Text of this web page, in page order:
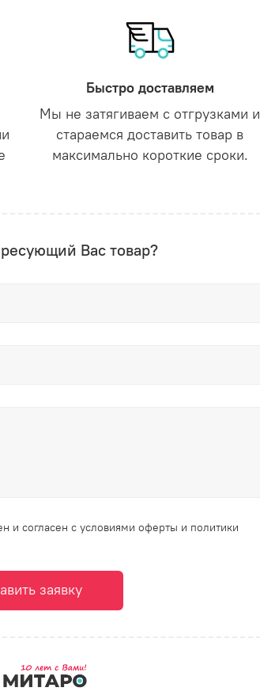
Быстро доставляем
Мы не затягиваем с отгрузками и
стараемся доставить товар в
максимально короткие сроки.
Вас товар?
и согласен с условиями оферты и политики
заявку